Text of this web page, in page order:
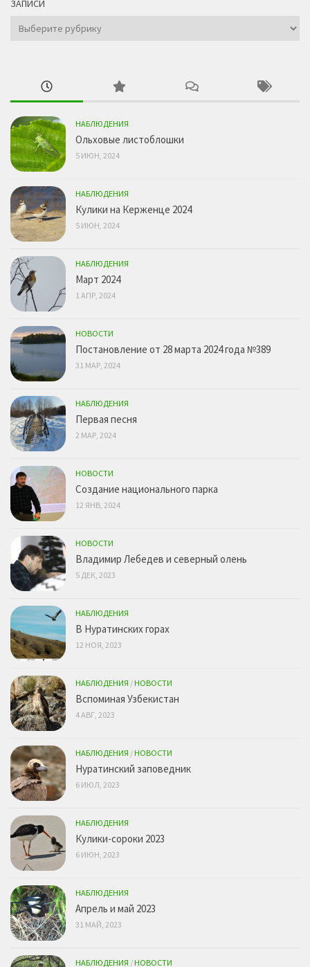
ЗАПИСИ
Записи
НАБЛЮДЕНИЯ
Ольховые листоблошки
5 ИЮН, 2024
НАБЛЮДЕНИЯ
Кулики на Керженце 2024
5 ИЮН, 2024
НАБЛЮДЕНИЯ
Март 2024
1 АПР, 2024
НОВОСТИ
Постановление от 28 марта 2024 года №389
31 МАР, 2024
НАБЛЮДЕНИЯ
Первая песня
2 МАР, 2024
НОВОСТИ
Создание национального парка
12 ЯНВ, 2024
НОВОСТИ
Владимир Лебедев и северный олень
5 ДЕК, 2023
НАБЛЮДЕНИЯ
В Нуратинских горах
12 НОЯ, 2023
НАБЛЮДЕНИЯ /НОВОСТИ
Вспоминая Узбекистан
4 АВГ, 2023
НАБЛЮДЕНИЯ /НОВОСТИ
Нуратинский заповедник
6 ИЮЛ, 2023
НАБЛЮДЕНИЯ
Кулики-сороки 2023
6 ИЮН, 2023
НАБЛЮДЕНИЯ
Апрель и май 2023
31 МАЙ, 2023
НАБЛЮДЕНИЯ /НОВОСТИ